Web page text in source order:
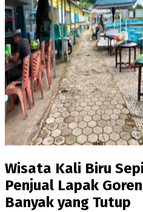
Wisata Kali Biru
Penjual Lapak
Banyak yang Tutup